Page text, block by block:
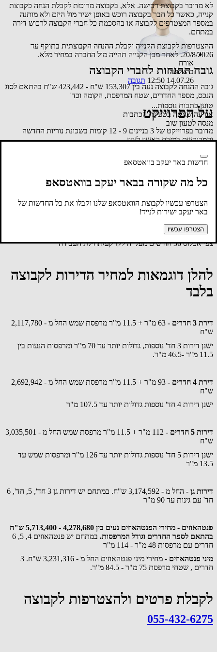
לא מדובר בקבוצת רכישה. אלא, בקבוצה מרוכזת לקבלת הנחה כקבוצת
קנייה, כאשר כל חבר בקבוצה רוכש באופן ישיר מול היזם ולא מותנה
במספר המצטרפים לקבוצה או בהסכמת כל חברי הקבוצה לרכוש דירה
במתחם.
ההצטרפות לקבוצת הקנייה וקבלת ההנחה הקבוצתית בתוקף עד
20/8/2026. לאחר מכן הקנייה תהייה מול החברה במחיר מלא.
גובה ההנחות לחברי הקבוצה
גובה ההנחה לקבוצה נעה בין 153,307 ש"ח - 423,442 ש"ח בהתאם לסוג
הנכס, מספר החדרים, שטח המרפסת, הקומה וכד'
על הפרוייקט
מדובר בפרוייקט של 3 בניינים 9 - 12 קומות בשכונת נוריות החדשה
והמבוקשת במזרח ראשון לציון.
לקראת מסירת המפתח. במסלול פטור מהצמדה למדד.
מארגני הקבוצה השיגו הנחות משמעתיות המגיעות עד מאות אלפי ש"ח
לדירות בשכונה, הזהות לדירות הקבוצה ולמתחמים אחרים הנבנים
לכל דירה חניה מקורה תת קרקעית. לפנטהאוז 2 חניות
בתשלום.
צפי אכלוס 36 חודשים מעלייה לקרקע/תחילת העבודה
להלן דוגמאות למחיר הדירות לקבוצה
בלבד
דירת 3 חדרים -
63 מ"ר + 11.5 מ"ר מרפסת שמש החל מ - 2,117,780
ש"ח
ישנן דירות 3 חד' נוספות, גדולות יותר עד 70 מ"ר ומרפסות הנעות בין
11.5 מ"ר -46.5 מ"ר.
דירת 4 חדרים -
93 מ"ר + 11.5 מ"ר מרפסת שמש החל מ - 2,692,942
ש"ח
ישנן דירות 4 חד' נוספות גדולות יותר עד 107.5 מ"ר
דירות 5 חדרים -
112 מ"ר + 11.5 מ"ר מרפסת שמש החל מ - 3,035,501
ש"ח
ישנן דירות 5 חד' נוספות גדולות יותר עד 126 מ"ר ומרפסות שמש עד
13.5 מ"ר
דירות גן
- החל מ - 3,174,592 ש"ח. במתחם יש דירות גן 3 חד', 5, חד', 6
חד' עם גינות עד 90 מ"ר
פנטהאוזים - מחירי הפנטהאוזים נעים בין 4,278,680 - 5,713,400 ש"ח
בהתאם לספר החדרים וגודל המרפסות.
במתחם יש פנטהאוזים 4, 5, 6
חדרים עם מרפסות 48 מ"ר - 114 מ"ר
מיני פנטהאוזים
- מחירי מיני פנטהאוזים החל מ - 3,231,316 ש"ח. 3
חדרים , שטחי מרפסת 75 מ"ר - 84.5 מ"ר.
לקבלת פרטים ולהצטרפות לקבוצה
055-432-6275
אורח
בהצלחה
14.07.26 12:50
תגובה
טוען כתבות נוספות...
אירעה שגיאה בטעינת הכתבות
מנסה לטעון שוב
חדשות באר יעקב בוואטסאפ
כל מה שקורה בבאר יעקב בוואטסאפ
הצטרפו עכשיו לקבוצת הוואטסאפ שלנו וקבלו את כל החדשות של
באר יעקב ישירות לנייד!
הצטרפו עכשיו